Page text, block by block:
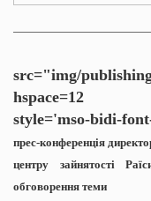
src="img/
hspace=12
style='mso-bidi-
прес-конференція
центру зайнятості
обговорення теми